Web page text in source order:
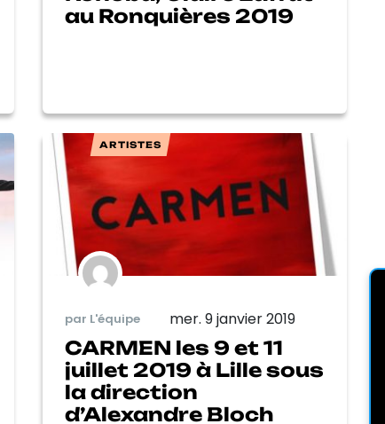
au Ronquières 2019
ARTISTES
par L'équipe mer. 9 janvier 2019
CARMEN les 9 et 11
juillet 2019 à Lille sous
la direction
d’Alexandre Bloch